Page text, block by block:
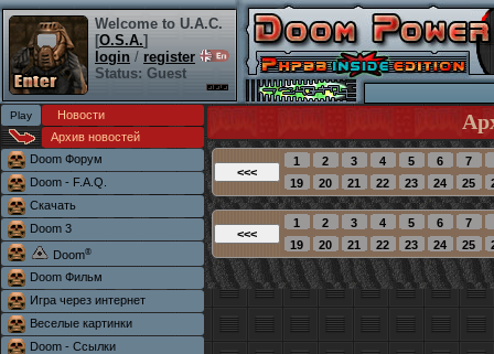
Welcome to U.A.C.
[O.S.A.]
login / register
Status: Guest
Новости
Архив новостей
Doom Форум
Doom - F.A.Q.
Скачать
Doom 3
Doom®
Doom Фильм
Игра через интернет
Веселые картинки
Doom - Ссылки